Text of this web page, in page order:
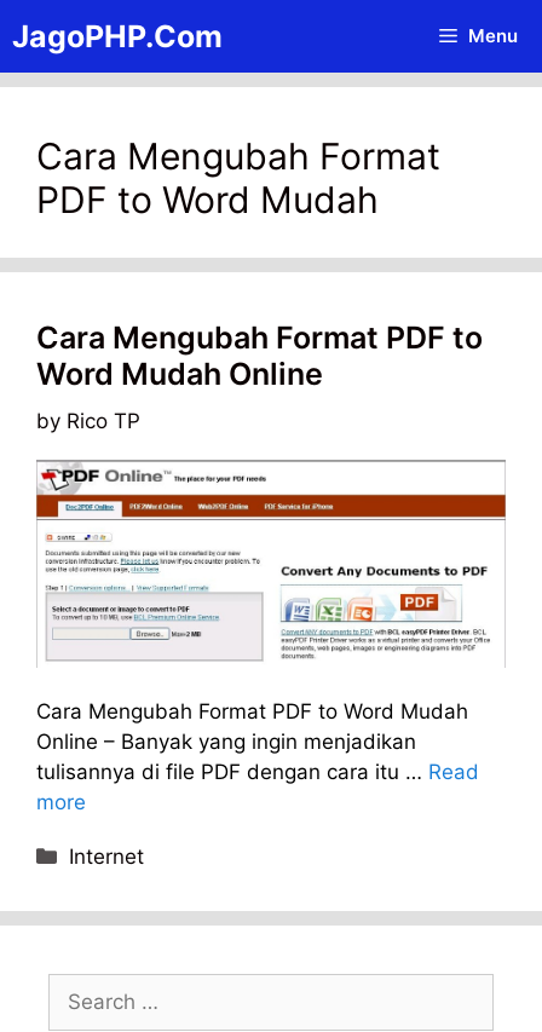
to
content
JagoPHP.Com Menu
Cara Mengubah Format
PDF to Word Mudah
Cara Mengubah Format PDF to
Word Mudah Online
by Rico TP
Cara Mengubah Format PDF to Word Mudah
Online – Banyak yang ingin menjadikan
tulisannya di file PDF dengan cara itu … Read
more
Categories
Internet
for: